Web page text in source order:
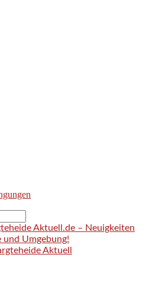
Aktuell.de – Neuigkeiten
Umgebung!